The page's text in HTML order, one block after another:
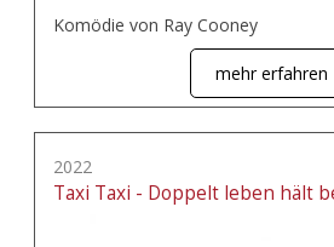
Komödie von Ray Cooney
mehr erfahren
2022
Taxi Taxi - Doppelt leben hält